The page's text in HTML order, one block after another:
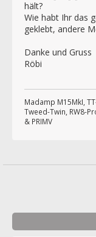
hält?
Wie habt Ihr das
geklebt, andere
Danke und Gruss
Röbi
Madamp M15MkI,
Tweed-Twin, RW8-
& PRIMV